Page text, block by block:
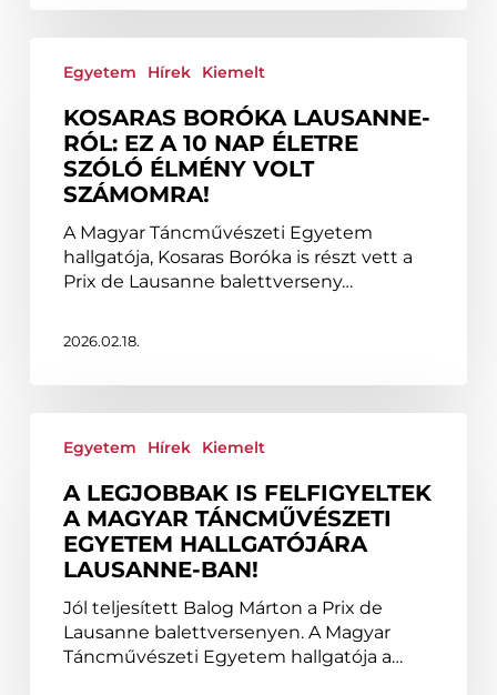
Boróka
életre
szóló
élmény
számomra!
Egyetem Hírek Kiemelt
KOSARAS BORÓKA LAUSANNE-
RÓL: EZ A 10 NAP ÉLETRE
SZÓLÓ ÉLMÉNY VOLT
SZÁMOMRA!
A Magyar Táncművészeti Egyetem
hallgatója, Kosaras Boróka is részt vett a
Prix de Lausanne balettverseny…
2026.02.18.
legjobbak
felfigyeltek
Magyar
Táncművészeti
hallgatójára
Lausanne-
Egyetem Hírek Kiemelt
A LEGJOBBAK IS FELFIGYELTEK
A MAGYAR TÁNCMŰVÉSZETI
EGYETEM HALLGATÓJÁRA
LAUSANNE-BAN!
Jól teljesített Balog Márton a Prix de
Lausanne balettversenyen. A Magyar
Táncművészeti Egyetem hallgatója a…